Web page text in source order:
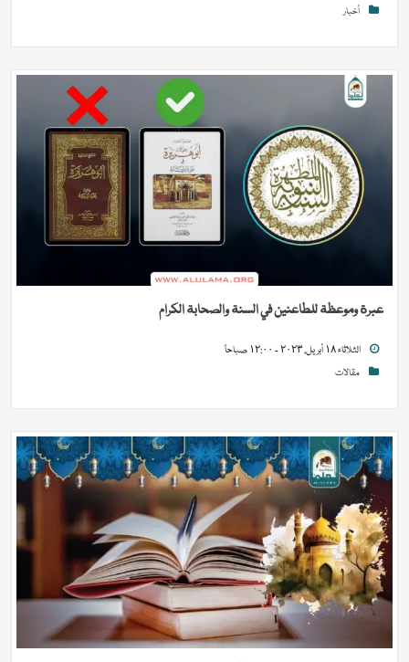
أخبار
عبرة وموعظة للطاعنين في السنة والصحابة الكرام
الثلاثاء ١٨ أبريل, ٢٠٢٣ - ١٢:٠٠ صباحاً
مقالات